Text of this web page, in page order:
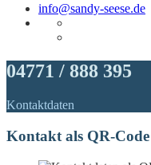
info@sandy-seese.de
04771 / 888 395
Kontaktdaten
Kontakt als QR-Code